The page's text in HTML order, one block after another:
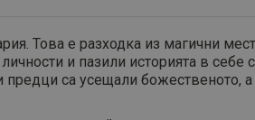
Това е разходка из магични
и пазили историята в себе
са усещали божественото,